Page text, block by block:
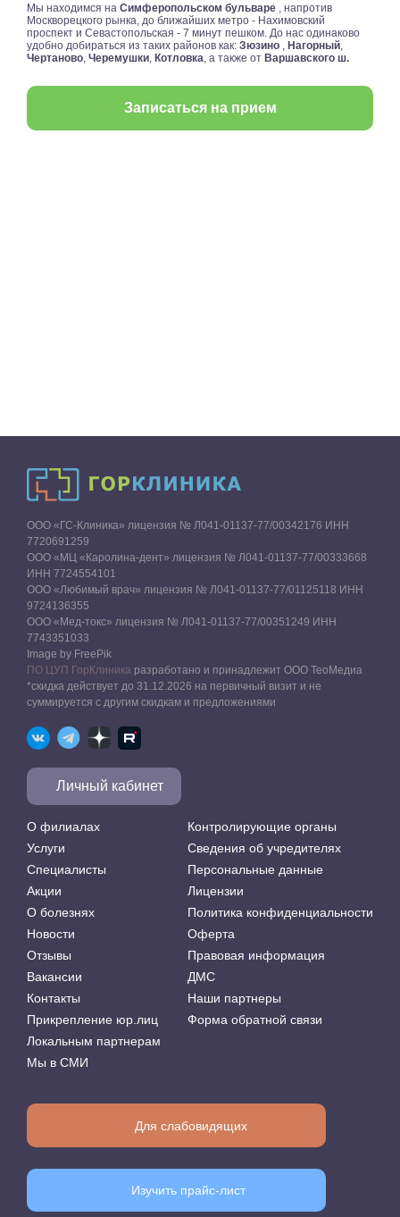
Мы находимся на Симферопольском бульваре
, напротив
Москворецкого рынка, до ближайших метро - Нахимовский
проспект и Севастопольская - 7 минут пешком. До нас одинаково
удобно добираться из таких районов как: Зюзино Нагорный
Чертаново Черемушки Котловка , а также от Варшавского ш.
Записаться на прием
ООО «ГС-Клиника» лицензия № Л041-01137-77/00342176 ИНН
7720691259
ООО «МЦ «Каролина-дент» лицензия № Л041-01137-77/00333668
ИНН 7724554101
ООО «Любимый врач» лицензия № Л041-01137-77/01125118 ИНН
9724136355
ООО «Мед-токс» лицензия № Л041-01137-77/00351249 ИНН
7743351033
Image by FreePik
ПО ЦУП ГорКлиника разработано и принадлежит ООО ТеоМедиа
*скидка действует до 31.12.2026 на первичный визит и не
суммируется с другим скидкам и предложениями
О филиалах
Услуги
Специалисты
Акции
О болезнях
Новости
Отзывы
Вакансии
Контакты
Прикрепление юр.лиц
Локальным партнерам
Мы в СМИ
Контролирующие органы
Сведения об учредителях
Персональные данные
Лицензии
Политика конфиденциальности
Оферта
Правовая информация
ДМС
Наши партнеры
Форма обратной связи
Личный кабинет
Для слабовидящих
Изучить прайс-лист